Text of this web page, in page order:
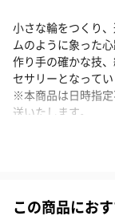
小さな輪をつくり
ムのように象った
作り手の確かな技
セサリーとなってい
※本商品は日時指
送いたします。
この商品にお